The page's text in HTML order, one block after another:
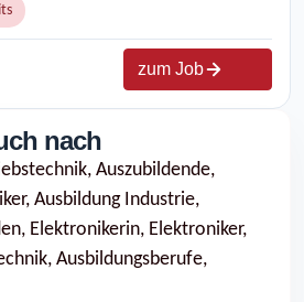
zum Job
nach
Auszubildende,
Ausbildung Industrie,
Elektronikerin, Elektroniker,
Ausbildungsberufe,